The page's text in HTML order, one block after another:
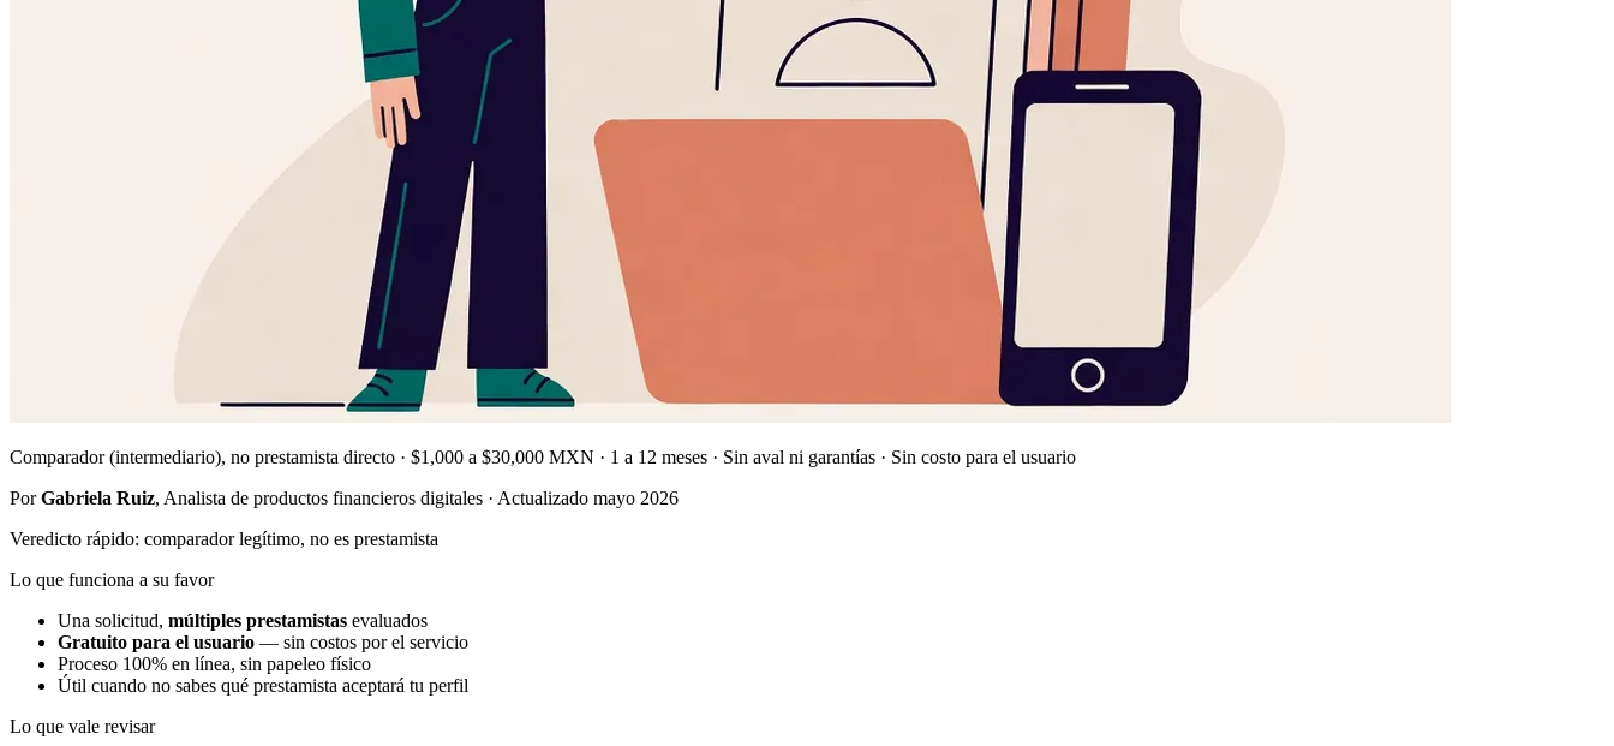
Comparador (intermediario), no prestamista directo · $1,000 a $30,000 MXN · 1 a 12 meses · Sin aval ni garantías · Sin costo para el usuario
PorGabriela Ruiz, Analista de productos financieros digitales · Actualizado mayo 2026
Veredicto rápido: comparador legítimo, no es prestamista
Lo que funciona a su favor
Una solicitud, múltiples prestamistas evaluados
Gratuito para el usuario — sin costos por el servicio
Proceso 100% en línea, sin papeleo físico
Útil cuando no sabes qué prestamista aceptará tu perfil
Lo que vale revisar